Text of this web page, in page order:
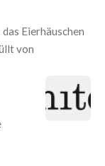
Eierhäuschen
von